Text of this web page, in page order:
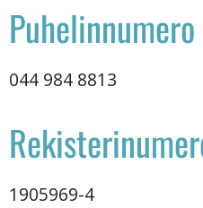
Puhelinnumero
044 984 8813
1905969-4